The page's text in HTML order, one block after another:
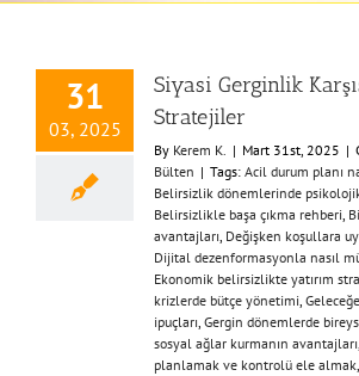
31
03, 2025
Siyasi Gerginlik
Stratejiler
By Kerem K. | Mart 31st, 2025 |
Bülten | Tags: Acil durum planı
Belirsizlik dönemlerinde
Belirsizlikle başa çıkma rehberi,
avantajları, Değişken koşullara
Dijital dezenformasyonla nasıl
Ekonomik belirsizlikte yatırım
krizlerde bütçe yönetimi,
ipuçları, Gergin dönemlerde
sosyal ağlar kurmanın avantajları,
planlamak ve kontrolü ele almak,